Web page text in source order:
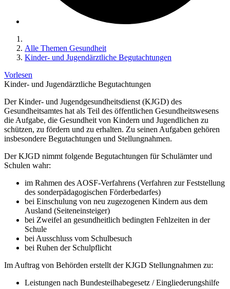
Alle Themen Gesundheit
Kinder- und Jugendärztliche Begutachtungen
Vorlesen
Kinder- und Jugendärztliche Begutachtungen
Der Kinder- und Jugendgesundheitsdienst (KJGD) des
Gesundheitsamtes hat als Teil des öffentlichen Gesundheitswesens
die Aufgabe, die Gesundheit von Kindern und Jugendlichen zu
schützen, zu fördern und zu erhalten. Zu seinen Aufgaben gehören
insbesondere Begutachtungen und Stellungnahmen.
Der KJGD nimmt folgende Begutachtungen für Schulämter und
Schulen wahr:
im Rahmen des AOSF-Verfahrens (Verfahren zur Feststellung
des sonderpädagogischen Förderbedarfes)
bei Einschulung von neu zugezogenen Kindern aus dem
Ausland (Seiteneinsteiger)
bei Zweifel an gesundheitlich bedingten Fehlzeiten in der
Schule
bei Ausschluss vom Schulbesuch
bei Ruhen der Schulpflicht
Im Auftrag von Behörden erstellt der KJGD Stellungnahmen zu:
Leistungen nach Bundesteilhabegesetz / Eingliederungshilfe